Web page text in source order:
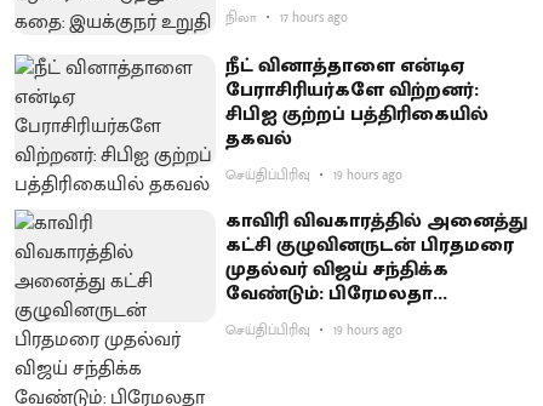
நிலா 17 hours ago
நீட் வினாத்தாளை என்டிஏ
பேராசிரியர்களே விற்றனர்:
சிபிஐ குற்றப் பத்திரிகையில்
தகவல்
செய்திப்பிரிவு 19 hours ago
காவிரி விவகாரத்தில் அனைத்து
கட்சி குழுவினருடன் பிரதமரை
முதல்வர் விஜய் சந்திக்க
வேண்டும்: பிரேமலதா
யோசனை
செய்திப்பிரிவு 19 hours ago